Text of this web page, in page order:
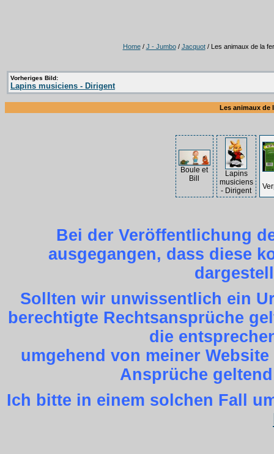
Home/ J - Jumbo/ Jacquot/ Les animaux de la
Vorheriges Bild:
Lapins musiciens - Dirigent
Les animaux de
Boule et
Bill
Lapins
musiciens
- Dirigent
Bei der Veröffentlichung
ausgegangen, dass diese
Sollten wir unwissentlich ein
berechtigte Rechtsansprüche
die
umgehend von meiner
Ansprüche
Ich bitte in einem solchen Fall